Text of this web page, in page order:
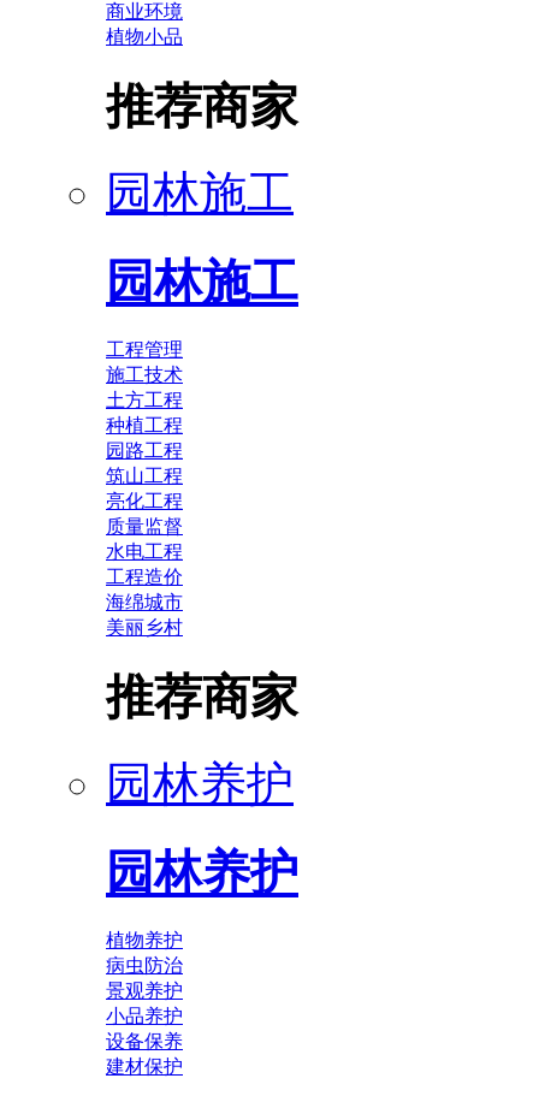
商业环境
植物小品
推荐商家
园林施工
园林施工
工程管理
施工技术
土方工程
种植工程
园路工程
筑山工程
亮化工程
质量监督
水电工程
工程造价
海绵城市
美丽乡村
推荐商家
园林养护
园林养护
植物养护
病虫防治
景观养护
小品养护
设备保养
建材保护